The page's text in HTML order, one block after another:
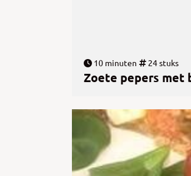
10 minuten 24 stuks
Zoete pepers met